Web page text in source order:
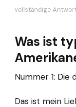
vollständige
Was ist
Nummer 1: Die
Das ist mein